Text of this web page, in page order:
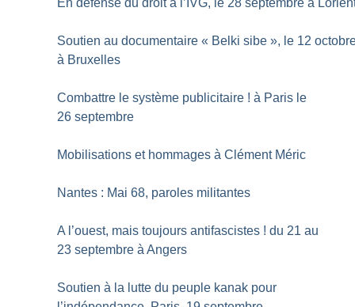
Soutien au documentaire « Belki sibe », le 12
à Bruxelles
Combattre le système publicitaire ! à Paris le
26 septembre
Mobilisations et hommages à Clément Méric
Nantes : Mai 68, paroles militantes
A l’ouest, mais toujours antifascistes ! du 21 au
23 septembre à Angers
Soutien à la lutte du peuple kanak pour